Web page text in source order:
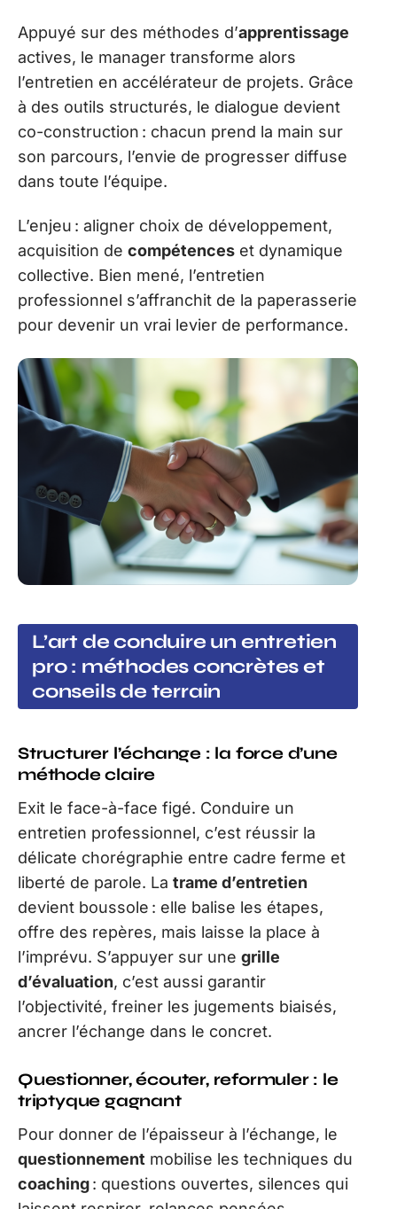
Appuyé sur des méthodes d’apprentissage
actives, le manager transforme alors
l’entretien en accélérateur de projets. Grâce
à des outils structurés, le dialogue devient
co-construction : chacun prend la main sur
son parcours, l’envie de progresser diffuse
dans toute l’équipe.
L’enjeu : aligner choix de développement,
acquisition de compétences et dynamique
collective. Bien mené, l’entretien
professionnel s’affranchit de la paperasserie
pour devenir un vrai levier de performance.
L’art de conduire un entretien
pro : méthodes concrètes et
conseils de terrain
Structurer l’échange : la force d’une
méthode claire
Exit le face-à-face figé. Conduire un
entretien professionnel, c’est réussir la
délicate chorégraphie entre cadre ferme et
liberté de parole. La trame d’entretien
devient boussole : elle balise les étapes,
offre des repères, mais laisse la place à
l’imprévu. S’appuyer sur une grille
d’évaluation, c’est aussi garantir
l’objectivité, freiner les jugements biaisés,
ancrer l’échange dans le concret.
Questionner, écouter, reformuler : le
triptyque gagnant
Pour donner de l’épaisseur à l’échange, le
questionnement mobilise les techniques du
coaching: questions ouvertes, silences qui